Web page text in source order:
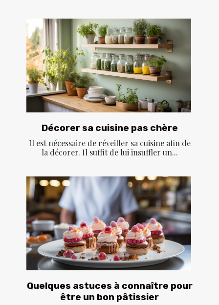
Décorer sa cuisine pas chère
Il est nécessaire de réveiller sa cuisine afin de
la décorer. Il suffit de lui insuffler un...
Quelques astuces à connaître pour
être un bon pâtissier